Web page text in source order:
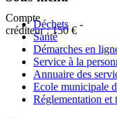
Compte
créditeur :150 €
-
Déchets
Santé
Démarches en
Service à la
Annuaire des
Ecole municipale
Réglementation et